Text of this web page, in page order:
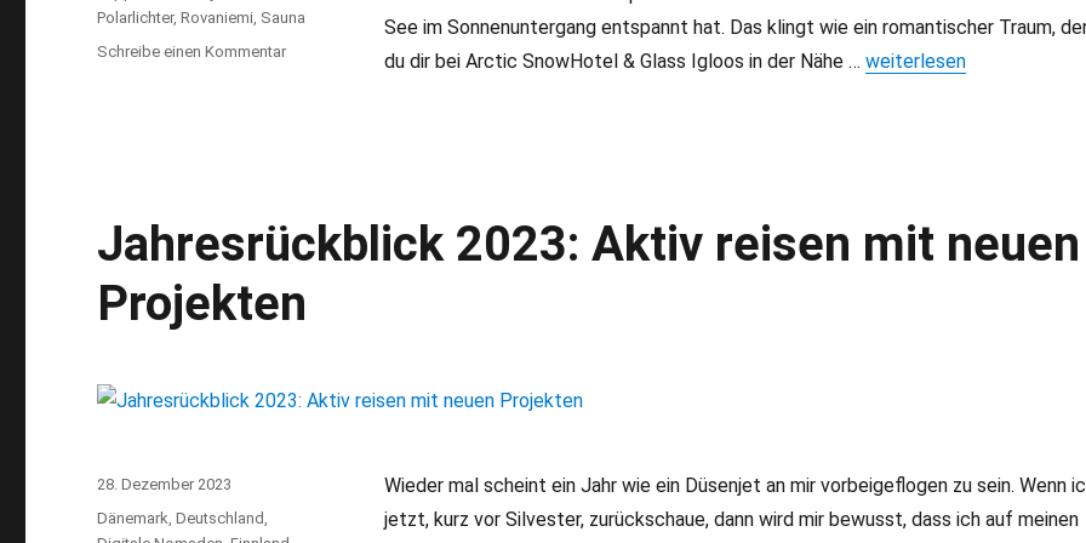
See im Sonnenuntergang entspannt hat. Das klingt wie ein romantischer Traum,
du dir bei Arctic SnowHotel & Glass Igloos in der Nähe … „Arctic SnowHotel &
weiterlesen
Polarlichter,Rovaniemi Sauna
Schreibe einen Kommentar
Romantik
in
Jahresrückblick 2023: Aktiv reisen mit neuen
Projekten
Wieder mal scheint ein Jahr wie ein Düsenjet an mir vorbeigeflogen zu sein. Wenn
jetzt, kurz vor Silvester, zurückschaue, dann wird mir bewusst, dass ich auf meinen
Veröffentlicht
am
28. Dezember 2023
Kategorien
Dänemark ,Deutschland